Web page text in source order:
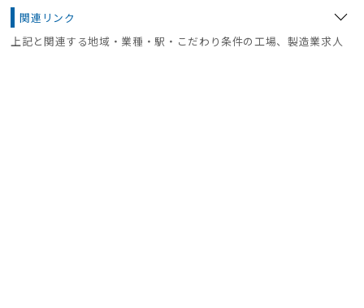
関連リンク
上記と関連する地域・業種・駅・こだわり条件の工場、製造業求人